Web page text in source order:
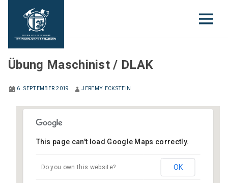
EINSATZABTEILUNG
Übung Maschinist / DLAK
6. SEPTEMBER 2019 JEREMY ECKSTEIN
Gerätehaus Edingen
Gartenstraße 6 - Edingen-Neckarhausen
This page can't load Google Maps correctly.
Do you own this website? OK